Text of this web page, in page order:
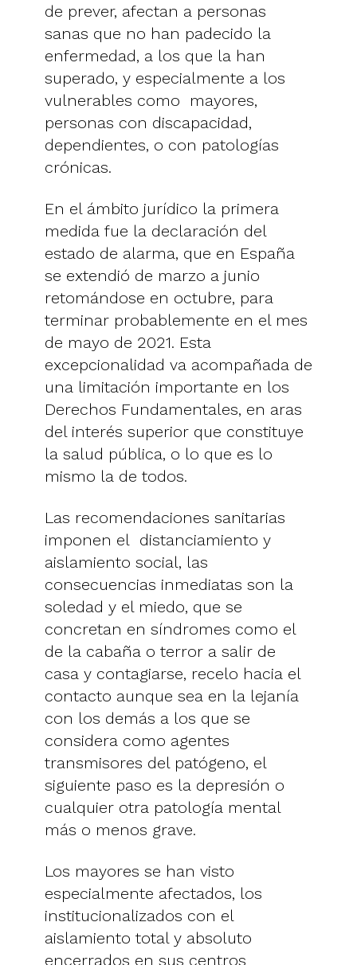
de prever, afectan a personas
sanas que no han padecido la
enfermedad, a los que la han
superado, y especialmente a los
vulnerables como mayores,
personas con discapacidad,
dependientes, o con patologías
crónicas.
En el ámbito jurídico la primera
medida fue la declaración del
estado de alarma, que en España
se extendió de marzo a junio
retomándose en octubre, para
terminar probablemente en el mes
de mayo de 2021. Esta
excepcionalidad va acompañada de
una limitación importante en los
Derechos Fundamentales, en aras
del interés superior que constituye
la salud pública, o lo que es lo
mismo la de todos.
Las recomendaciones sanitarias
imponen el distanciamiento y
aislamiento social, las
consecuencias inmediatas son la
soledad y el miedo, que se
concretan en síndromes como el
de la cabaña o terror a salir de
casa y contagiarse, recelo hacia el
contacto aunque sea en la lejanía
con los demás a los que se
considera como agentes
transmisores del patógeno, el
siguiente paso es la depresión o
cualquier otra patología mental
más o menos grave.
Los mayores se han visto
especialmente afectados, los
institucionalizados con el
aislamiento total y absoluto
encerrados en sus centros